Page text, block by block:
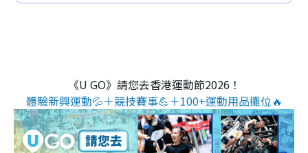
《U GO》請您去香港運動節2026！
體驗新興運動💦＋競技賽事💪＋100+運動用品攤位🔥